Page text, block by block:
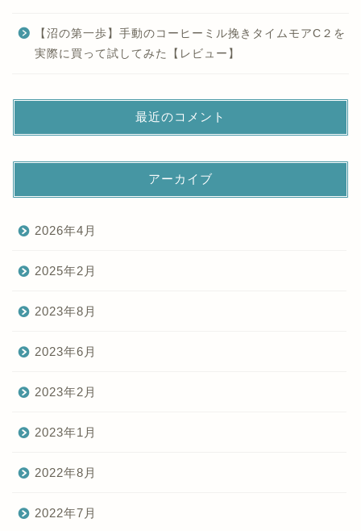
【沼の第一歩】手動のコーヒーミル挽きタイムモアC２を
実際に買って試してみた【レビュー】
最近のコメント
アーカイブ
2026年4月
2025年2月
2023年8月
2023年6月
2023年2月
2023年1月
2022年8月
2022年7月